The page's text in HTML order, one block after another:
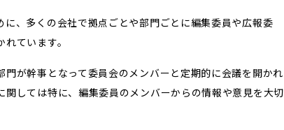
に、多くの会社で拠点ごとや部門ごとに編集委員や広報委
ています。
門が幹事となって委員会のメンバーと定期的に会議を開かれ
関しては特に、編集委員のメンバーからの情報や意見を大切